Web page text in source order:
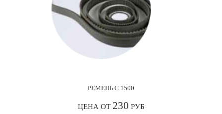
РЕМЕНЬ С 1500
ЦЕНА ОТ 230 РУБ